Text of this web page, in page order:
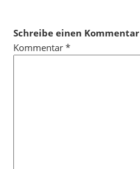
Schreibe einen Kommentar
Kommentar*